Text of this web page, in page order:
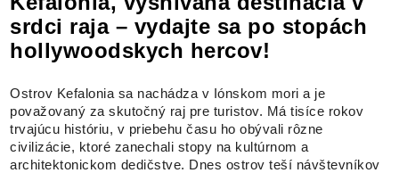
srdci raja – vydajte sa po stopách
hollywoodskych hercov!
Ostrov Kefalonia sa nachádza v Iónskom mori a je
považovaný za skutočný raj pre turistov. Má tisíce rokov
trvajúcu históriu, v priebehu času ho obývali rôzne
civilizácie, ktoré zanechali stopy na kultúrnom a
architektonickom dedičstve. Dnes ostrov teší návštevníkov